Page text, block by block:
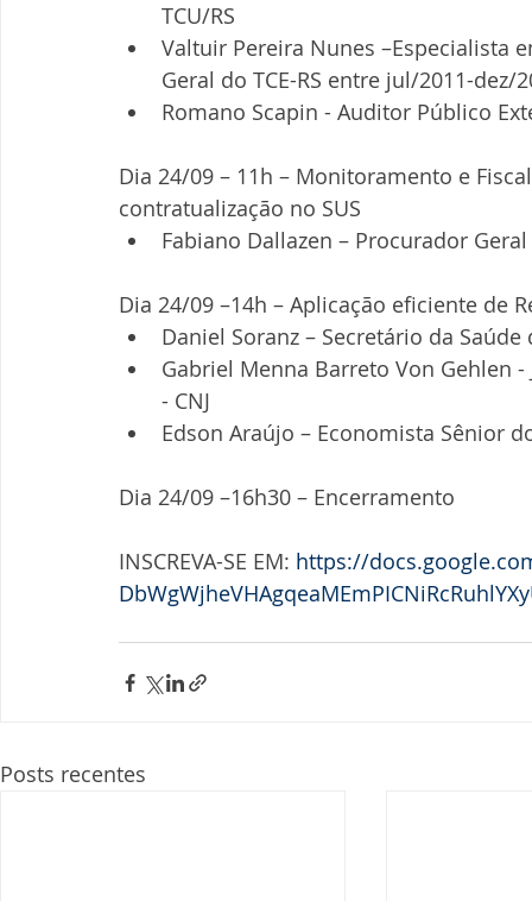
TCU/RS
Valtuir Pereira Nunes –Especialista
Geral do TCE-RS entre jul/2011-
Romano Scapin - Auditor Público
Dia 24/09 – 11h – Monitoramento e
contratualização no SUS
Fabiano Dallazen – Procurador
Dia 24/09 –14h – Aplicação eficiente de
Daniel Soranz – Secretário da
Gabriel Menna Barreto Von Gehlen
- CNJ
Edson Araújo – Economista Sênior
Dia 24/09 –16h30 – Encerramento
INSCREVA-SE EM: https://
Posts recentes